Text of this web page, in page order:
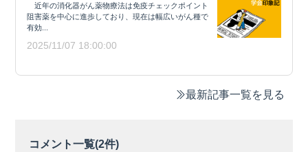
近年の消化器がん薬物療法は免疫チェックポイント
阻害薬を中心に進歩しており、現在は幅広いがん種で
有効...
2025/11/07 18:00:00
最新記事一覧を見る
コメント一覧(2件)